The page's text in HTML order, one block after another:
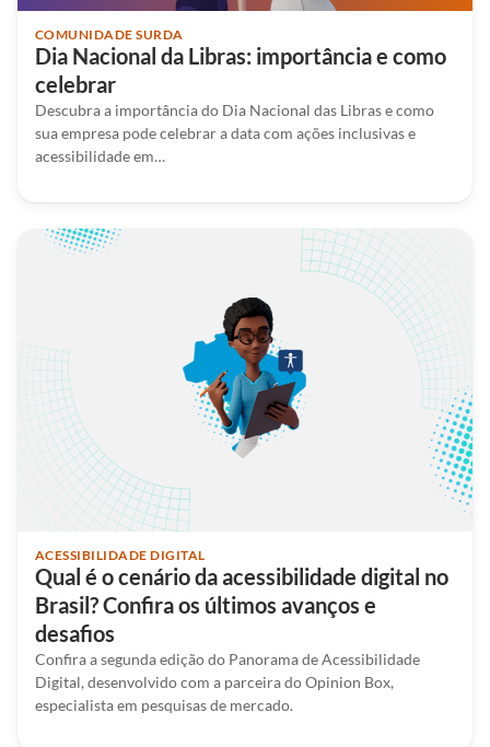
COMUNIDADE SURDA
Dia Nacional da Libras: importância e como
celebrar
Descubra a importância do Dia Nacional das Libras e como
sua empresa pode celebrar a data com ações inclusivas e
acessibilidade em…
ACESSIBILIDADE DIGITAL
Qual é o cenário da acessibilidade digital no
Brasil? Confira os últimos avanços e
desafios
Confira a segunda edição do Panorama de Acessibilidade
Digital, desenvolvido com a parceira do Opinion Box,
especialista em pesquisas de mercado.